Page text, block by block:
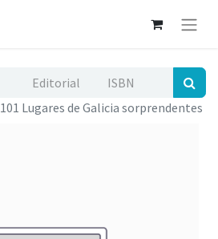
101 Lugares de Galicia sorprendentes